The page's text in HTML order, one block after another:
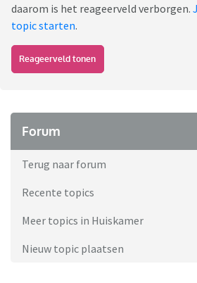
daarom is het reageerveld verborgen.
topic starten.
Reageerveld tonen
Forum
Terug naar forum
Recente topics
Meer topics in Huiskamer
Nieuw topic plaatsen